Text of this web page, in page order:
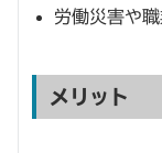
労働災害や
メリット